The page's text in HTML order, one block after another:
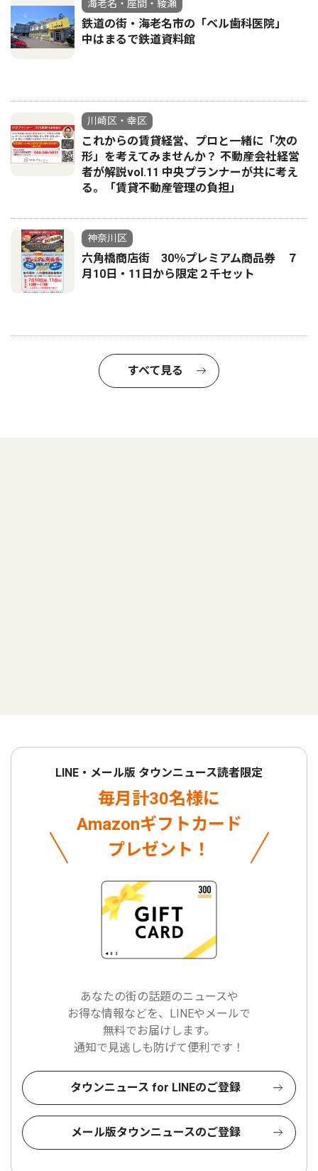
海老名・座間・綾瀬
鉄道の街・海老名市の「ベル歯科医院」
中はまるで鉄道資料館
川崎区・幸区
これからの賃貸経営、プロと一緒に「次の
形」を考えてみませんか？ 不動産会社経営
者が解説vol.11 中央プランナーが共に考え
る。「賃貸不動産管理の負担」
神奈川区
六角橋商店街 30％プレミアム商品券 ７
月10日・11日から限定２千セット
すべて見る
LINE・メール版 タウンニュース読者限定
毎月計30名様に
Amazonギフトカード
プレゼント！
あなたの街の話題のニュースや
お得な情報などを、LINEやメールで
無料でお届けします。
通知で見逃しも防げて便利です！
タウンニュース for LINEのご登録
メール版タウンニュースのご登録